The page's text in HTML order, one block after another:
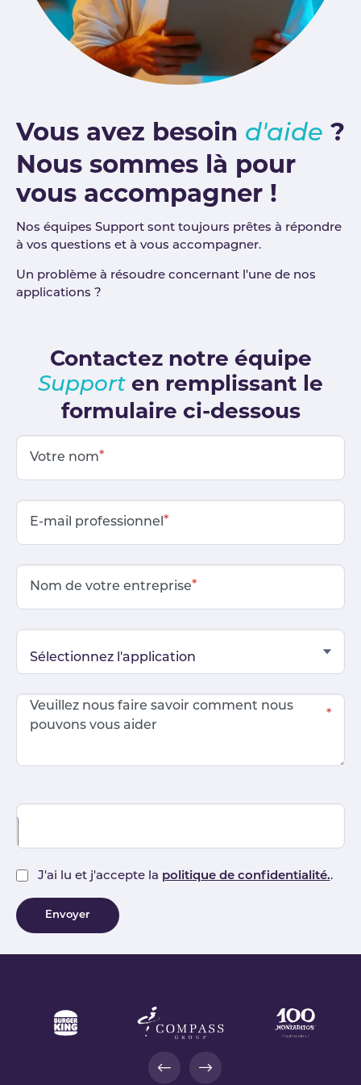
Vous avez besoin d'aide ?
Nous sommes là pour
vous accompagner !
Nos équipes Support sont toujours prêtes à répondre
à vos questions et à vous accompagner.
Un problème à résoudre concernant l'une de nos
applications ?
Contactez notre équipe
Support en remplissant le
formulaire ci-dessous
Votre nom*
E-mail professionnel *
Nom de votre entreprise*
Veuillez nous faire savoir comment nous
pouvons vous aider
*
J'ai lu et j'accepte la politique de confidentialité..
Envoyer